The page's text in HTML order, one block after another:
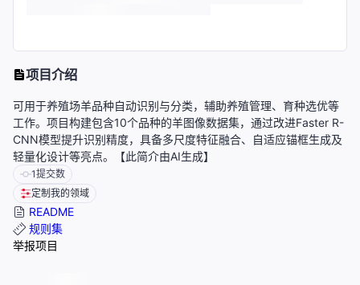
项目介绍
可用于养殖场羊品种自动识别与分类，辅助养殖管理、育种选优等
工作。项目构建包含10个品种的羊图像数据集，通过改进Faster R-
CNN模型提升识别精度，具备多尺度特征融合、自适应锚框生成及
轻量化设计等亮点。【此简介由AI生成】
1提交数
定制我的领域
README
规则集
举报项目